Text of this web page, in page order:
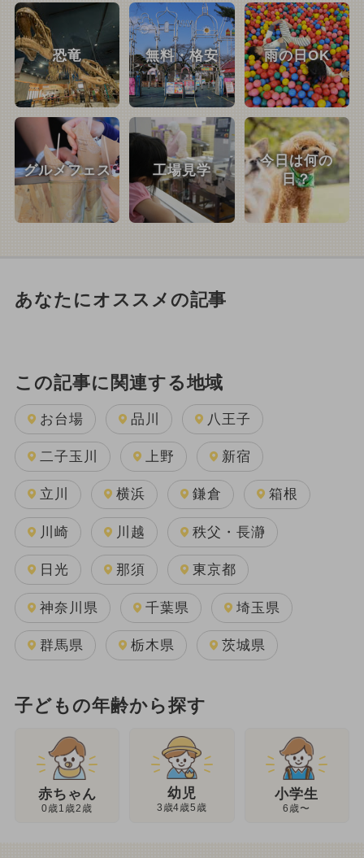
恐竜 無料・格安 雨の日OK
グルメフェス 工場見学
今日は何の
日？
あなたにオススメの記事
この記事に関連する地域
お台場 品川 八王子
二子玉川 上野 新宿
立川 横浜 鎌倉 箱根
川崎 川越 秩父・長瀞
日光 那須 東京都
神奈川県 千葉県 埼玉県
群馬県 栃木県 茨城県
子どもの年齢から探す
赤ちゃん
0歳1歳2歳
幼児
3歳4歳5歳
小学生
6歳〜